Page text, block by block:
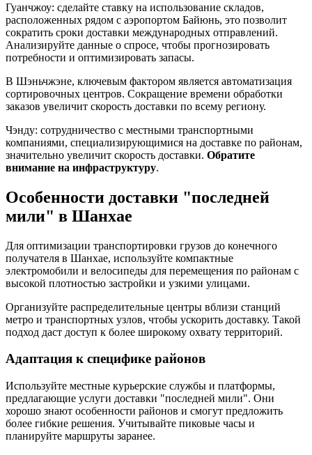
Гуанчжоу: сделайте ставку на использование складов,
расположенных рядом с аэропортом Байюнь, это позволит
сократить сроки доставки международных отправлений.
Анализируйте данные о спросе, чтобы прогнозировать
потребности и оптимизировать запасы.
В Шэньчжэне, ключевым фактором является автоматизация
сортировочных центров. Сокращение времени обработки
заказов увеличит скорость доставки по всему региону.
Чэнду: сотрудничество с местными транспортными
компаниями, специализирующимися на доставке по районам,
значительно увеличит скорость доставки. Обратите
внимание на инфраструктуру.
Особенности доставки "последней
мили" в Шанхае
Для оптимизации транспортировки грузов до конечного
получателя в Шанхае, используйте компактные
электромобили и велосипеды для перемещения по районам с
высокой плотностью застройки и узкими улицами.
Организуйте распределительные центры вблизи станций
метро и транспортных узлов, чтобы ускорить доставку. Такой
подход даст доступ к более широкому охвату территорий.
Адаптация к специфике районов
Используйте местные курьерские службы и платформы,
предлагающие услуги доставки "последней мили". Они
хорошо знают особенности районов и смогут предложить
более гибкие решения. Учитывайте пиковые часы и
планируйте маршруты заранее.